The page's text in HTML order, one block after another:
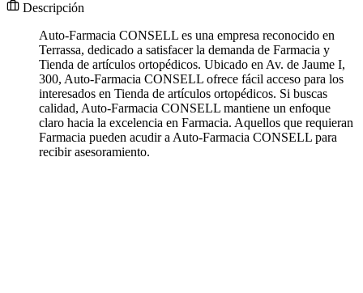
Descripción
Auto-Farmacia CONSELL es una empresa reconocido en
Terrassa, dedicado a satisfacer la demanda de Farmacia y
Tienda de artículos ortopédicos. Ubicado en Av. de Jaume I,
300, Auto-Farmacia CONSELL ofrece fácil acceso para los
interesados en Tienda de artículos ortopédicos. Si buscas
calidad, Auto-Farmacia CONSELL mantiene un enfoque
claro hacia la excelencia en Farmacia. Aquellos que requieran
Farmacia pueden acudir a Auto-Farmacia CONSELL para
recibir asesoramiento.